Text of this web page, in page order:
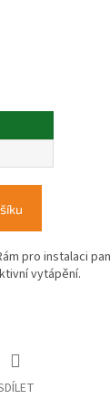
pro instalaci
vytápění.